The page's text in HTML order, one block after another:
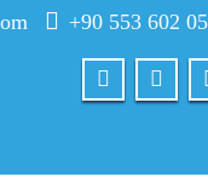
+90 553 602